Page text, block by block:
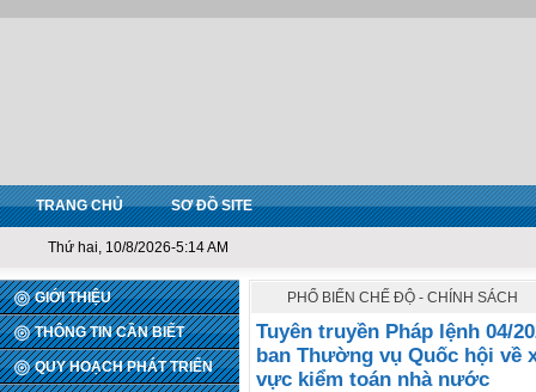
TRANG CHỦ SƠ ĐỒ SITE
Thứ hai, 10/8/2026-5:14 AM
GIỚI THIỆU
THÔNG TIN CẦN BIẾT
QUY HOẠCH PHÁT TRIỂN
PHỔ BIẾN CHẾ ĐỘ - CHÍNH SÁCH
Tuyên truyền Pháp lệnh 04/
ban Thường vụ Quốc hội về
vực kiểm toán nhà nước